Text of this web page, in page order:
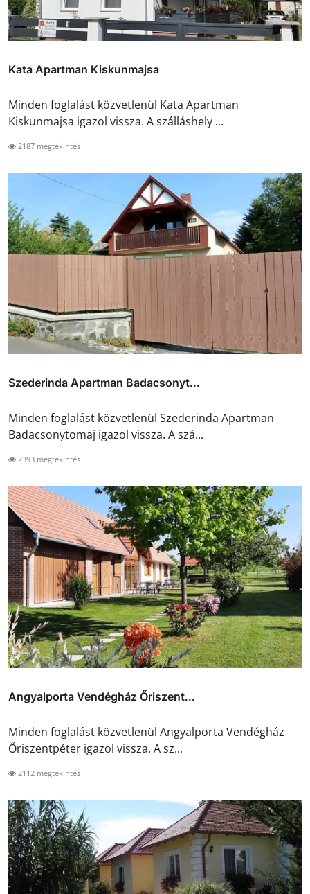
Kata Apartman Kiskunmajsa
Minden foglalást közvetlenül Kata Apartman
Kiskunmajsa igazol vissza. A szálláshely ...
2187 megtekintés
Szederinda Apartman Badacsonyt...
Minden foglalást közvetlenül Szederinda Apartman
Badacsonytomaj igazol vissza. A szá...
2393 megtekintés
Angyalporta Vendégház Őriszent...
Minden foglalást közvetlenül Angyalporta Vendégház
Őriszentpéter igazol vissza. A sz...
2112 megtekintés